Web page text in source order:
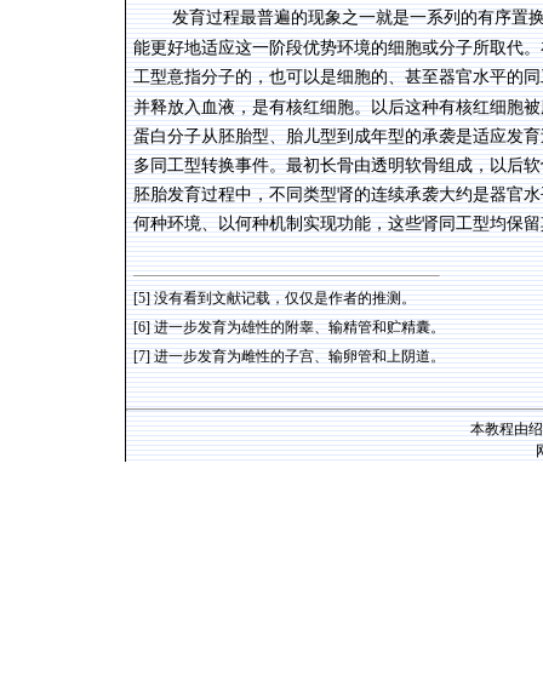
发育过程最普遍的现象之一就是一系列的有序置
能更好地适应这一阶段优势环境的细胞或分子所取代
工型意指分子的，也可以是细胞的、甚至器官水平的
并释放入血液，是有核红细胞。以后这种有核红细胞
蛋白分子从胚胎型、胎儿型到成年型的承袭是适应发
多同工型转换事件。最初长骨由透明软骨组成，以后
胚胎发育过程中，不同类型肾的连续承袭大约是器官
何种环境、以何种机制实现功能，这些肾同工型均保
[5] 没有看到文献记载，仅仅是作者的推测。
[6] 进一步发育为雄性的附睾、输精管和贮精囊。
[7] 进一步发育为雌性的子宫、输卵管和上阴道。
本教程由